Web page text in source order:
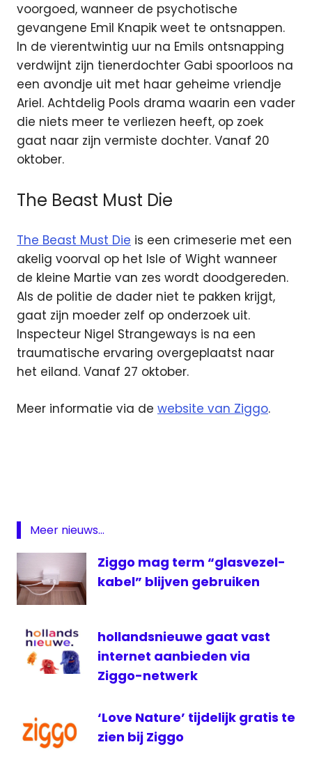
voorgoed, wanneer de psychotische
gevangene Emil Knapik weet te ontsnappen.
In de vierentwintig uur na Emils ontsnapping
verdwijnt zijn tienerdochter Gabi spoorloos na
een avondje uit met haar geheime vriendje
Ariel. Achtdelig Pools drama waarin een vader
die niets meer te verliezen heeft, op zoek
gaat naar zijn vermiste dochter. Vanaf 20
oktober.
The Beast Must Die
The Beast Must Die is een crimeserie met een
akelig voorval op het Isle of Wight wanneer
de kleine Martie van zes wordt doodgereden.
Als de politie de dader niet te pakken krijgt,
gaat zijn moeder zelf op onderzoek uit.
Inspecteur Nigel Strangeways is na een
traumatische ervaring overgeplaatst naar
het eiland. Vanaf 27 oktober.
Meer informatie via de website van Ziggo.
series
Meer nieuws...
Ziggo mag term “glasvezel-
kabel” blijven gebruiken
hollandsnieuwe gaat vast
internet aanbieden via
Ziggo-netwerk
‘Love Nature’ tijdelijk gratis te
zien bij Ziggo